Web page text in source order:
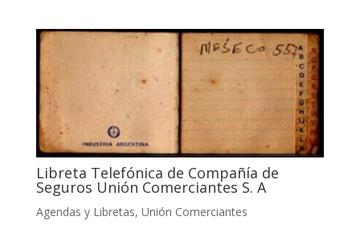
Libreta Telefónica de Compañía de
Seguros Unión Comerciantes S. A
Agendas y Libretas, Unión Comerciantes